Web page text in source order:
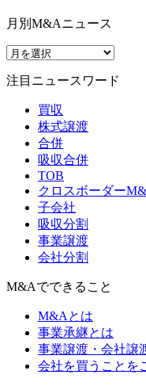
月別M&Aニュース
注目ニュースワード
買収
株式譲渡
合併
吸収合併
TOB
クロスボーダー
子会社
吸収分割
事業譲渡
会社分割
M&Aでできること
M&Aとは
事業承継とは
事業譲渡・会社譲
会社を買うことを